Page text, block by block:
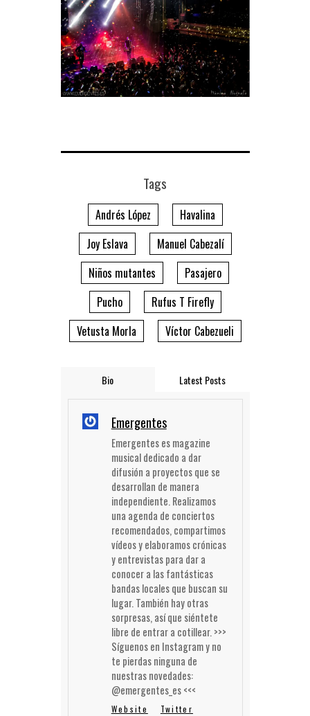
Tags
Andrés López
Havalina
Joy Eslava
Manuel Cabezalí
Niños mutantes
Pasajero
Pucho
Rufus T Firefly
Vetusta Morla
Víctor Cabezueli
Bio Latest Posts
Emergentes
Emergentes es magazine
musical dedicado a dar
difusión a proyectos que se
desarrollan de manera
independiente. Realizamos
una agenda de conciertos
recomendados, compartimos
vídeos y elaboramos crónicas
y entrevistas para dar a
conocer a las fantásticas
bandas locales que buscan su
lugar. También hay otras
sorpresas, así que siéntete
libre de entrar a cotillear. >>>
Síguenos en Instagram y no
te pierdas ninguna de
nuestras novedades:
@emergentes_es <<<
Website
Twitter